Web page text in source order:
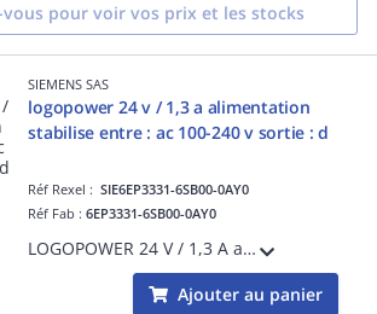
vous pour voir vos prix et les stocks
SIEMENS SAS
logopower 24 v / 1,3 a alimentation
stabilise entre : ac 100-240 v sortie : d
Réf Rexel :SIE6EP3331-6SB00-0AY0
Réf Fab :6EP3331-6SB00-0AY0
LOGOPOWER 24 V / 1,3 A alimentation stabilise entre : AC 100-240 V sortie : DC 24 V / 1,3 A
Ajouter au panier